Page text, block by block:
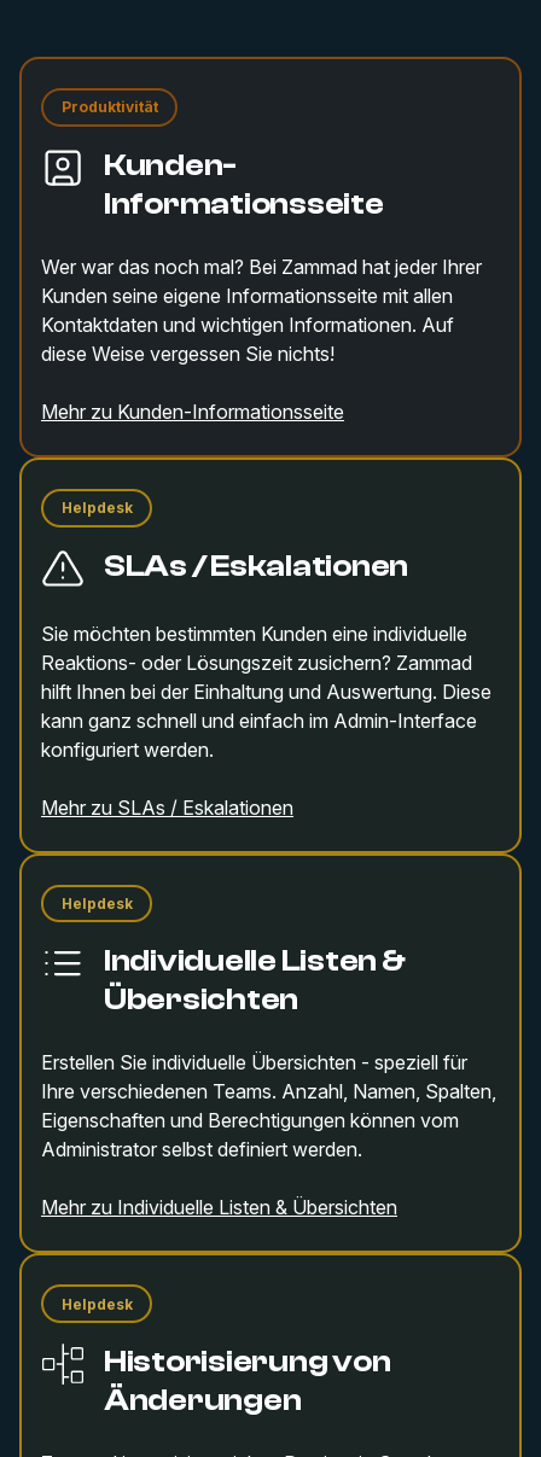
Produktivität
Kunden-
Informationsseite
Wer war das noch mal? Bei Zammad hat jeder Ihrer
Kunden seine eigene Informationsseite mit allen
Kontaktdaten und wichtigen Informationen. Auf
diese Weise vergessen Sie nichts!
Mehr zu Kunden-Informationsseite
Helpdesk
SLAs / Eskalationen
Sie möchten bestimmten Kunden eine individuelle
Reaktions- oder Lösungszeit zusichern? Zammad
hilft Ihnen bei der Einhaltung und Auswertung. Diese
kann ganz schnell und einfach im Admin-Interface
konfiguriert werden.
Mehr zu SLAs / Eskalationen
Helpdesk
Individuelle Listen &
Übersichten
Erstellen Sie individuelle Übersichten - speziell für
Ihre verschiedenen Teams. Anzahl, Namen, Spalten,
Eigenschaften und Berechtigungen können vom
Administrator selbst definiert werden.
Mehr zu Individuelle Listen & Übersichten
Helpdesk
Historisierung von
Änderungen